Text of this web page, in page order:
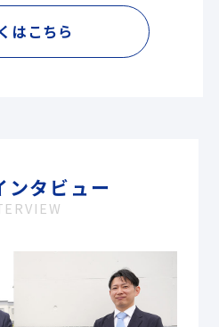
はこちら
ンタビュー